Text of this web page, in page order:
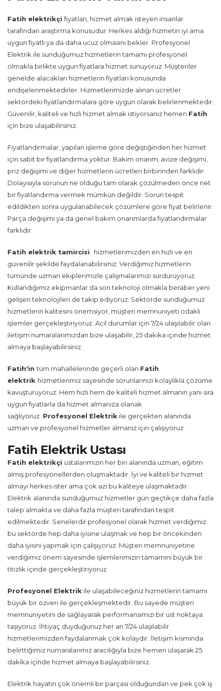
Fatih elektrikçifiyatları, hizmet almak isteyen insanlar
tarafından araştırma konusudur. Herkes aldığı hizmetin iyi ama
uygun fiyatlı ya da daha ucuz olmasını bekler. Profesyonel
Elektrik ile sunduğumuz hizmetlerin tamamı profesyonel
olmakla birlikte uygun fiyatlara hizmet sunuyoruz. Müşteriler
genelde alacakları hizmetlerin fiyatları konusunda
endişelenmektedirler. Hizmetlerimizde alınan ücretler
sektördeki fiyatlandırmalara göre uygun olarak belirlenmektedir.
Güvenilir, kaliteli ve hızlı hizmet almak istiyorsanız hemen Fatih
için bize ulaşabilirsiniz.
Fiyatlandırmalar, yapılan işleme göre değiştiğinden her hizmet
için sabit bir fiyatlandırma yoktur. Bakım onarım, avize değişimi,
priz değişimi ve diğer hizmetlerin ücretleri birbirinden farklıdır.
Dolayısıyla sorunun ne olduğu tam olarak çözülmeden önce net
bir fiyatlandırma vermek mümkün değildir. Sorun tespit
edildikten sonra uygulanabilecek çözümlere göre fiyat belirlenir.
Parça değişimi ya da genel bakım onarımlarda fiyatlandırmalar
farklıdır.
Fatih elektrik tamircisi hizmetlerimizden en hızlı ve en
güvenilir şekilde faydalanabilirsiniz. Verdiğimiz hizmetlerin
tümünde uzman ekiplerimizle çalışmalarımızı sürdürüyoruz.
Kullandığımız ekipmanlar da son teknoloji olmakla beraber yeni
gelişen teknolojileri de takip ediyoruz. Sektörde sunduğumuz
hizmetlerin kalitesini önemsiyor, müşteri memnuniyeti odaklı
işlemler gerçekleştiriyoruz. Acil durumlar için 7/24 ulaşılabilir olan
iletişim numaralarımızdan bize ulaşabilir, 25 dakika içinde hizmet
almaya başlayabilirsiniz.
Fatih'intüm mahallelerinde geçerli olan Fatih
elektrik hizmetlerimiz sayesinde sorunlarınızı kolaylıkla çözüme
kavuşturuyoruz. Hem hızlı hem de kaliteli hizmet almanın yanı sıra
uygun fiyatlarla da hizmet almanıza olanak
sağlıyoruz. Profesyonel Elektrik ile gerçekten alanında
uzman ve profesyonel hizmetler almanız için çalışıyoruz.
Fatih Elektrik Ustası
Fatih elektrikçi ustalarımızın her biri alanında uzman, eğitim
almış profesyonellerden oluşmaktadır. İyi ve kaliteli bir hizmet
almayı herkes ister ama çok azı bu kaliteye ulaşmaktadır.
Elektrik alanında sunduğumuz hizmetler gün geçtikçe daha fazla
talep almakta ve daha fazla müşteri tarafından tespit
edilmektedir. Senelerdir profesyonel olarak hizmet verdiğimiz
bu sektörde hep daha iyisine ulaşmak ve hep bir öncekinden
daha iyisini yapmak için çalışıyoruz. Müşteri memnuniyetine
verdiğimiz önem sayesinde işlemlerimizin tamamını büyük bir
titizlik içinde gerçekleştiriyoruz.
Profesyonel Elektrik ile ulaşabileceğiniz hizmetlerin tamamı
büyük bir özveri ile gerçekleşmektedir. Bu sayede müşteri
memnuniyetini de sağlayarak performansımızı bir üst noktaya
taşıyoruz. İhtiyaç duyduğunuz her an 7/24 ulaşılabilir
hizmetlerimizden faydalanmak çok kolaydır. İletişim kısmında
belirttiğimiz numaralarımız aracılığıyla bize hemen ulaşarak 25
dakika içinde hizmet almaya başlayabilirsiniz.
Elektrik hayatın çok önemli bir parçası olduğundan ve pek çok iş